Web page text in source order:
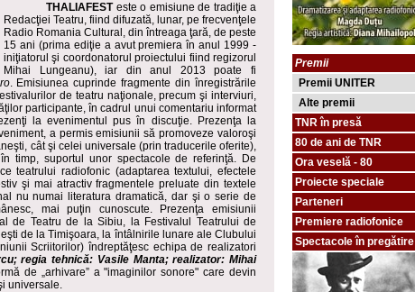
THALIAFEST este o emisiune de tradiţie a
Redacţiei Teatru, fiind difuzată, lunar, pe frecvenţele
Radio Romania Cultural, din întreaga ţară, de peste
15 ani (prima ediţie a avut premiera în anul 1999 -
iniţiatorul şi coordonatorul proiectului fiind regizorul
Mihai Lungeanu), iar din anul 2013 poate fi
. Emisiunea cuprinde fragmente din înregistrările
de teatru naţionale, precum şi interviuri,
participante, în cadrul unui comentariu informat
la evenimentul pus în discuţie. Prezenţa la
a permis emisiunii să promoveze valoroşi
cât şi celei universale (prin traducerile oferite),
timp, suportul unor spectacole de referinţă. De
teatrului radiofonic (adaptarea textului, efectele
şi mai atractiv fragmentele preluate din textele
nu numai literatura dramatică, dar şi o serie de
mai puţin cunoscute. Prezenţa emisiunii
de Teatru de la Sibiu, la Festivalul Teatrului de
de la Timişoara, la întâlnirile lunare ale Clubului
Scriitorilor) îndreptăţesc echipa de realizatori
regia tehnică: Vasile Manta; realizator: Mihai
de „arhivare” a "imaginilor sonore" care devin
universale.
Premii
Premii UNITER
Alte premii
TNR în presă
80 de ani de TNR
Ora veselă - 80
Proiecte speciale
Parteneri
Premiere radiofonice
Spectacole în pregătire